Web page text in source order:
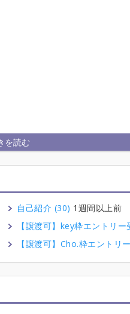
自己紹介 (30) 1週間以上前
【譲渡可】key枠エントリー
【譲渡可】Cho.枠エントリ